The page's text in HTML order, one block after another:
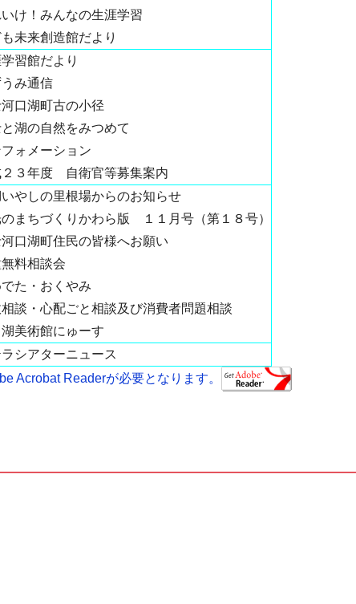
け！みんなの生涯学習
未来創造館だより
習館だより
み通信
口湖町古の小径
湖の自然をみつめて
ォメーション
２３年度 自衛官等募集案内
やしの里根場からのお知らせ
まちづくりかわら版 １１月号（第１８号）
口湖町住民の皆様へお願い
料相談会
た・おくやみ
談・心配ごと相談及び消費者問題相談
美術館にゅーす
ラシアターニュース
Acrobat Readerが必要となります。